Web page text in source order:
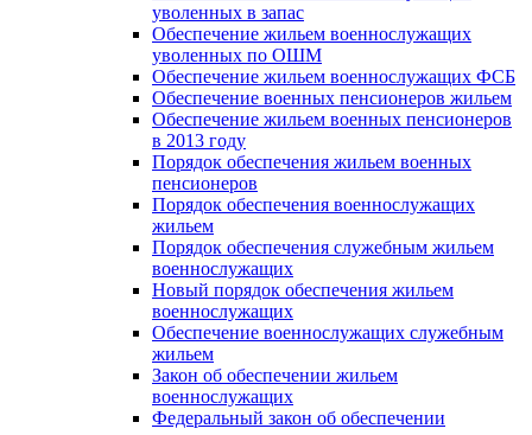
уволенных в запас
Обеспечение жильем военнослужащих
уволенных по ОШМ
Обеспечение жильем военнослужащих ФСБ
Обеспечение военных пенсионеров жильем
Обеспечение жильем военных пенсионеров
в 2013 году
Порядок обеспечения жильем военных
пенсионеров
Порядок обеспечения военнослужащих
жильем
Порядок обеспечения служебным жильем
военнослужащих
Новый порядок обеспечения жильем
военнослужащих
Обеспечение военнослужащих служебным
жильем
Закон об обеспечении жильем
военнослужащих
Федеральный закон об обеспечении